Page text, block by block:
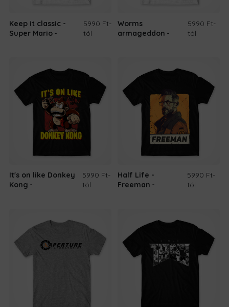
Keep it classic -
Super Mario
5990 Ft-
tól
Worms
armageddon
5990 Ft-
tól
It's on like Donkey
Kong
5990 Ft-
tól
Half Life -
Freeman
5990 Ft-
tól